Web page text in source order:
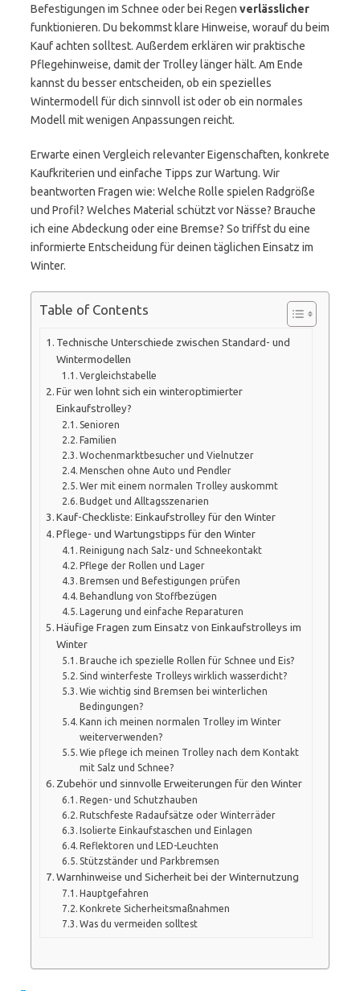
Befestigungen im Schnee oder bei Regen verlässlicher
funktionieren. Du bekommst klare Hinweise, worauf du beim
Kauf achten solltest. Außerdem erklären wir praktische
Pflegehinweise, damit der Trolley länger hält. Am Ende
kannst du besser entscheiden, ob ein spezielles
Wintermodell für dich sinnvoll ist oder ob ein normales
Modell mit wenigen Anpassungen reicht.
Erwarte einen Vergleich relevanter Eigenschaften, konkrete
Kaufkriterien und einfache Tipps zur Wartung. Wir
beantworten Fragen wie: Welche Rolle spielen Radgröße
und Profil? Welches Material schützt vor Nässe? Brauche
ich eine Abdeckung oder eine Bremse? So triffst du eine
informierte Entscheidung für deinen täglichen Einsatz im
Winter.
Table of Contents
Technische Unterschiede zwischen Standard- und
Wintermodellen
Vergleichstabelle
Für wen lohnt sich ein winteroptimierter
Einkaufstrolley?
Senioren
Familien
Wochenmarktbesucher und Vielnutzer
Menschen ohne Auto und Pendler
Wer mit einem normalen Trolley auskommt
Budget und Alltagsszenarien
Kauf-Checkliste: Einkaufstrolley für den Winter
Pflege- und Wartungstipps für den Winter
Reinigung nach Salz- und Schneekontakt
Pflege der Rollen und Lager
Bremsen und Befestigungen prüfen
Behandlung von Stoffbezügen
Lagerung und einfache Reparaturen
Häufige Fragen zum Einsatz von Einkaufstrolleys im
Winter
Brauche ich spezielle Rollen für Schnee und Eis?
Sind winterfeste Trolleys wirklich wasserdicht?
Wie wichtig sind Bremsen bei winterlichen
Bedingungen?
Kann ich meinen normalen Trolley im Winter
weiterverwenden?
Wie pflege ich meinen Trolley nach dem Kontakt
mit Salz und Schnee?
Zubehör und sinnvolle Erweiterungen für den Winter
Regen- und Schutzhauben
Rutschfeste Radaufsätze oder Winterräder
Isolierte Einkaufstaschen und Einlagen
Reflektoren und LED-Leuchten
Stützständer und Parkbremsen
Warnhinweise und Sicherheit bei der Winternutzung
Hauptgefahren
Konkrete Sicherheitsmaßnahmen
Was du vermeiden solltest